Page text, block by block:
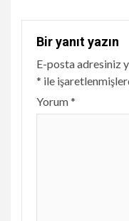
Bir yanıt yazın
E-posta adresiniz
* ile
Yorum*